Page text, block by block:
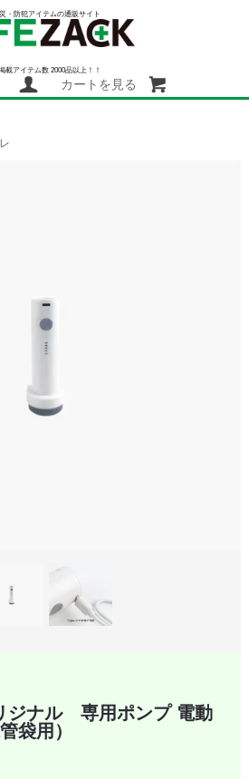
・防犯アイテムの通販サイト
載アイテム数 2000品以上！！
カートを見る
ジナル 専用ポンプ 電動
袋用）